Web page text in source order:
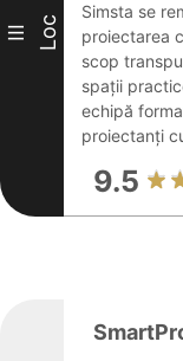
III Loc
Simsta se
proiectarea
scop
spații
echipă
proiectanți
9.5